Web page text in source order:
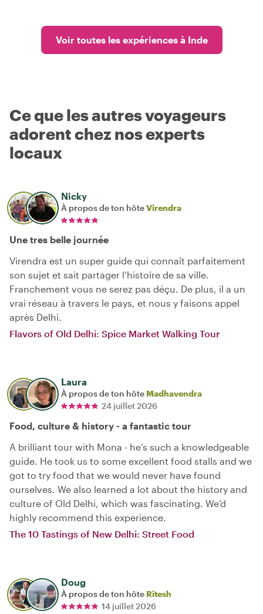
Voir toutes les expériences à Inde
Ce que les autres voyageurs
adorent chez nos experts
locaux
Nicky
À propos de ton hôteVirendra
Une tres belle journée
Virendra est un super guide qui connaît parfaitement
son sujet et sait partager l’histoire de sa ville.
Franchement vous ne serez pas déçu. De plus, il a un
vrai réseau à travers le pays, et nous y faisons appel
après Delhi.
Flavors of Old Delhi: Spice Market Walking Tour
Laura
À propos de ton hôte Madhavendra
24 juillet 2026
Food, culture & history - a fantastic tour
A brilliant tour with Mona - he’s such a knowledgeable
guide. He took us to some excellent food stalls and we
got to try food that we would never have found
ourselves. We also learned a lot about the history and
culture of Old Delhi, which was fascinating. We’d
highly recommend this experience.
The 10 Tastings of New Delhi: Street Food
Doug
À propos de ton hôte Ritesh
14 juillet 2026